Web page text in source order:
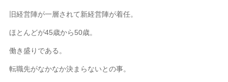
旧経営陣が一層されて新経営陣が着任。
ほとんどが45歳から50歳。
働き盛りである。
転職先がなかなか決まらないとの事。